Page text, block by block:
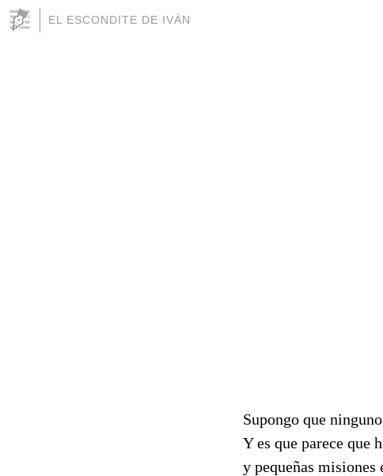
EL ESCONDITE DE IVÁN
Supongo que
Y es que parece que
y pequeñas misiones